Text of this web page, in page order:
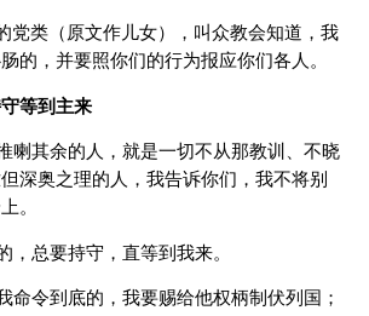
党类（原文作儿女），叫众教会知道，我
的，并要照你们的行为报应你们各人。
等到主来
喇其余的人，就是一切不从那教训、不晓
深奥之理的人，我告诉你们，我不将别
。
，总要持守，直等到我来。
命令到底的，我要赐给他权柄制伏列国；